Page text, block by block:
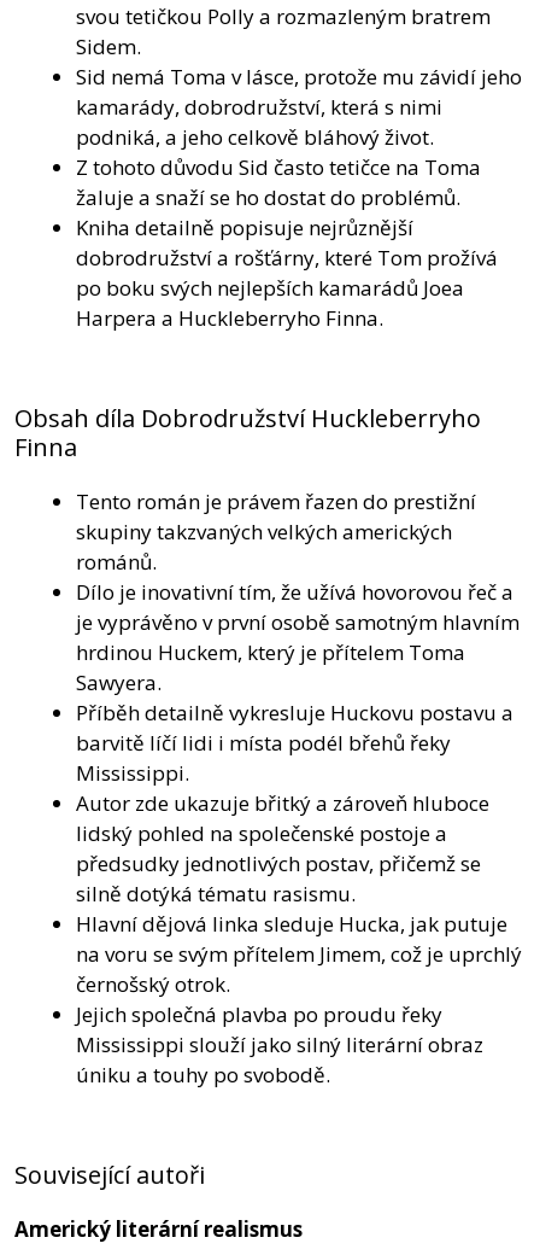
svou tetičkou Polly a rozmazleným bratrem
Sidem.
Sid nemá Toma v lásce, protože mu závidí jeho
kamarády, dobrodružství, která s nimi
podniká, a jeho celkově bláhový život.
Z tohoto důvodu Sid často tetičce na Toma
žaluje a snaží se ho dostat do problémů.
Kniha detailně popisuje nejrůznější
dobrodružství a rošťárny, které Tom prožívá
po boku svých nejlepších kamarádů Joea
Harpera a Huckleberryho Finna.
Obsah díla Dobrodružství Huckleberryho
Finna
Tento román je právem řazen do prestižní
skupiny takzvaných velkých amerických
románů.
Dílo je inovativní tím, že užívá hovorovou řeč a
je vyprávěno v první osobě samotným hlavním
hrdinou Huckem, který je přítelem Toma
Sawyera.
Příběh detailně vykresluje Huckovu postavu a
barvitě líčí lidi i místa podél břehů řeky
Mississippi.
Autor zde ukazuje břitký a zároveň hluboce
lidský pohled na společenské postoje a
předsudky jednotlivých postav, přičemž se
silně dotýká tématu rasismu.
Hlavní dějová linka sleduje Hucka, jak putuje
na voru se svým přítelem Jimem, což je uprchlý
černošský otrok.
Jejich společná plavba po proudu řeky
Mississippi slouží jako silný literární obraz
úniku a touhy po svobodě.
Související autoři
Americký literární realismus